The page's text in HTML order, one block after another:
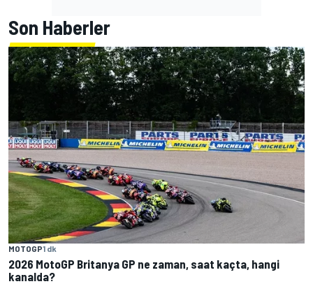
Son Haberler
MOTOGP1 dk
2026 MotoGP Britanya GP ne zaman, saat kaçta, hangi
kanalda?